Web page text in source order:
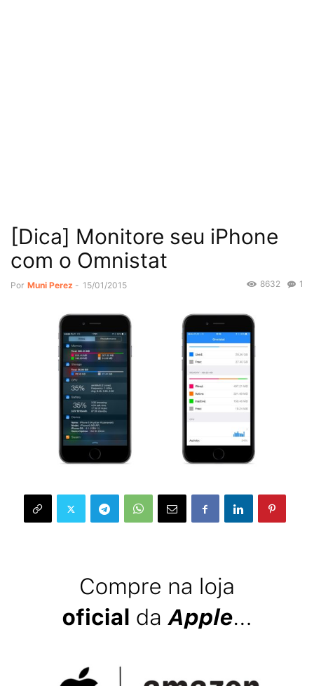
[Dica] Monitore seu iPhone
com o Omnistat
Por Muni Perez - 15/01/2015 1
8632